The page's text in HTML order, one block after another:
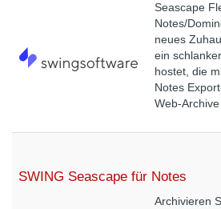
Seascape
Notes/
neues
ein
hostet, die
Notes
Web-
SWING Seascape für Notes
Archivieren